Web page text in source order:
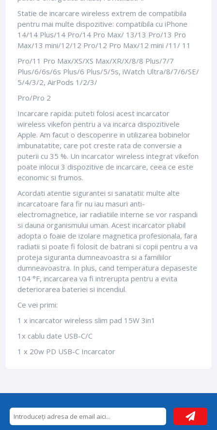
Statie de incarcare wireless extrem de compatibila
pentru mai multe dispozitive: compatibila cu iPhone
14/14 Plus/14 Pro/14 Pro Max/ 13/13 Pro/13 Pro
Max/13 mini/12/12 Pro/12 Pro Max/12 mini /11/ 11
Pro/11 Pro Max/XS/XS Max/XR/X/8/8 Plus/7/7
Plus/6/6s/6s Plus/6 Plus/5/5s, iWatch Ultra/8/7/6/SE/
5/4/3/2, AirPods 1/2/3/
Pro/Pro 2
Incarcare rapida: puteti folosi acest incarcator
wireless vikefon pentru a va incarca dispozitivele
Apple. Am facut o descoperire in utilizarea bobinelor
imbunatatite, care pot creste rata de conversie a
puterii cu 35 %. Un incarcator wireless integrat vikefon
poate inlocui 3 dispozitive de incarcare, ceea ce este
economic si frumos.
Acordati atentie sigurantei si sanatatii: multe alte
incarcatoare fara fir nu iau masuri anti-
electromagnetice, iar radiatiile interne se vor raspandi
si dauna organismului uman. Acest incarcator pliabil
adopta o foaie de izolare magnetica profesionala, fara
radiatii si poate fi folosit de batrani si copii pentru a va
proteja siguranta dumneavoastra si a familiilor
dumneavoastra. In plus, cand temperatura depaseste
104 °F, incarcarea va fi intrerupta pentru a evita
deteriorarea bateriei si incendiul.
Ce vei primi:
1 x incarcator wireless slim pad 15W 3in1
1x cablu date USB-C/C
1 x 20w PD USB-C Incarcator